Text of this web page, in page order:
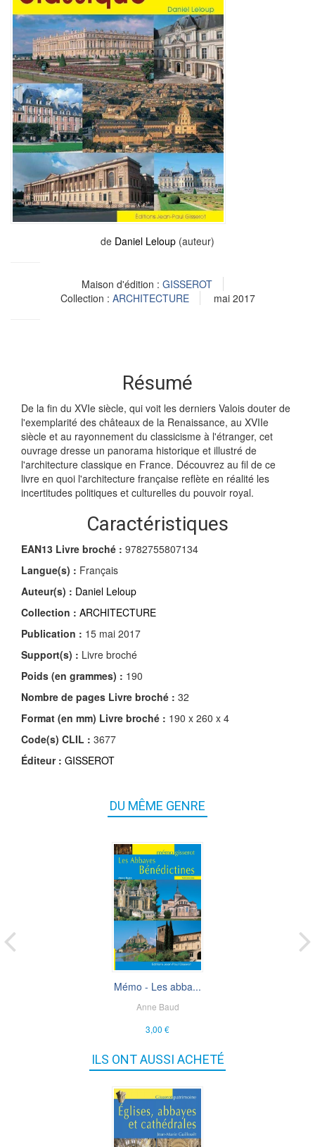
de Daniel Leloup (auteur)
Maison d'édition : GISSEROT
Collection : ARCHITECTURE mai 2017
Résumé
De la fin du XVIe siècle, qui voit les derniers Valois douter de
l'exemplarité des châteaux de la Renaissance, au XVIIe
siècle et au rayonnement du classicisme à l'étranger, cet
ouvrage dresse un panorama historique et illustré de
l'architecture classique en France. Découvrez au fil de ce
livre en quoi l'architecture française reflète en réalité les
incertitudes politiques et culturelles du pouvoir royal.
Caractéristiques
EAN13 Livre broché : 9782755807134
Langue(s) : Français
Auteur(s) : Daniel Leloup
Collection : ARCHITECTURE
Publication : 15 mai 2017
Support(s) : Livre broché
Poids (en grammes) : 190
Nombre de pages Livre broché : 32
Format (en mm) Livre broché : 190 x 260 x 4
Code(s) CLIL : 3677
Éditeur : GISSEROT
DU MÊME GENRE
Mémo - Les abba...
Anne Baud
3,00 €
ILS ONT AUSSI ACHETÉ